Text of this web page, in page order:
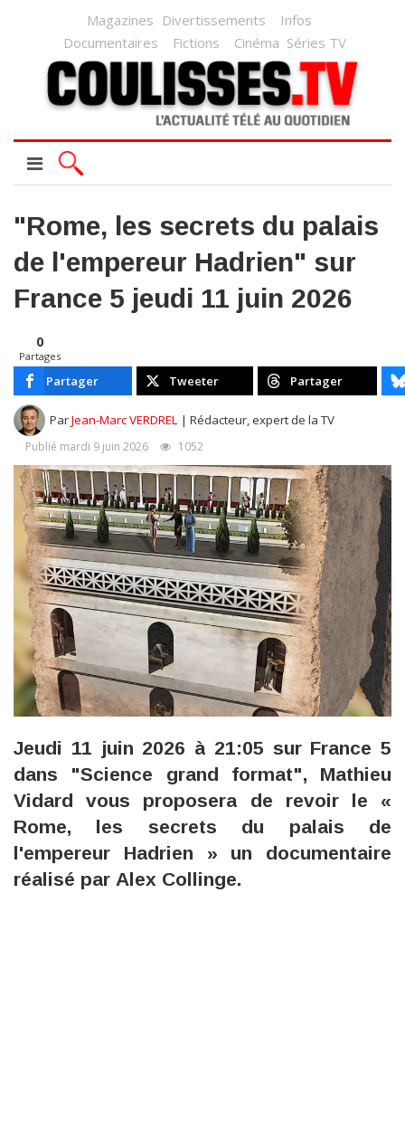
Magazines Divertissements
Infos
Documentaires
Fictions Cinéma Séries TV
"Rome, les secrets du palais
de l'empereur Hadrien" sur
France 5 jeudi 11 juin 2026
0
Partages
Partager Tweeter Partager
ParJean-Marc VERDREL | Rédacteur, expert de la TV
Publié mardi 9 juin 2026 1052
Jeudi 11 juin 2026 à 21:05 sur France 5
dans "Science grand format", Mathieu
Vidard vous proposera de revoir le «
Rome, les secrets du palais de
l'empereur Hadrien » un documentaire
réalisé par Alex Collinge.